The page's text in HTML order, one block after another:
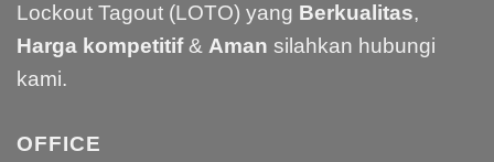
Lockout Tagout (LOTO) yang Berkualitas,
Harga kompetitif& Aman silahkan hubungi
kami.
OFFICE